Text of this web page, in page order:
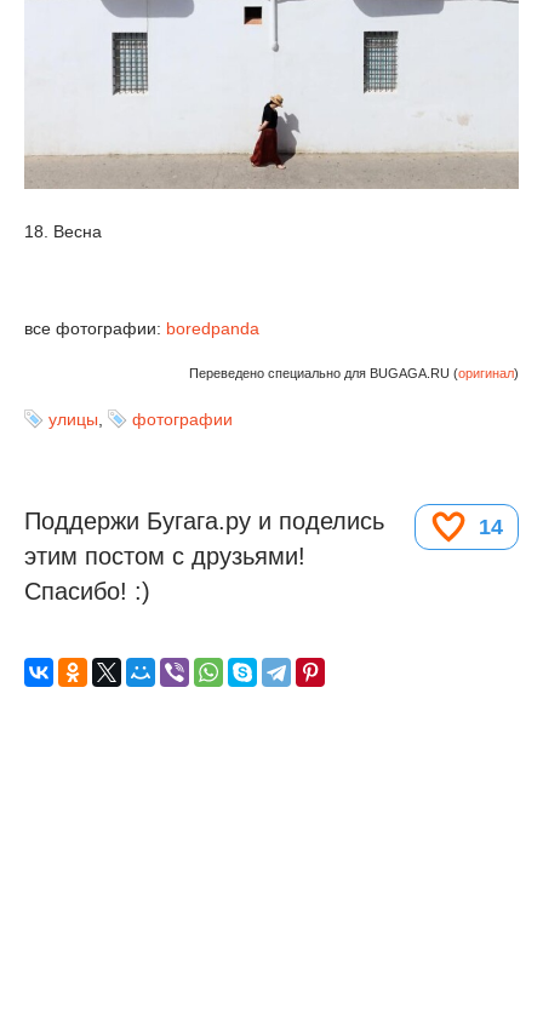
18. Весна
все фотографии: boredpanda
Переведено специально для BUGAGA.RU (оригинал)
улицы, фотографии
14
Поддержи Бугага.ру и поделись
этим постом с друзьями!
Спасибо! :)